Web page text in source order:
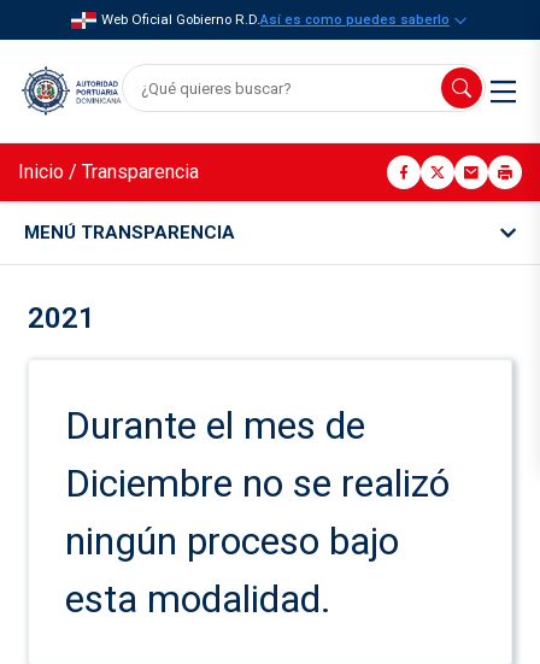
Web Oficial Gobierno R.D.Así es como puedes saberlo
Inicio / Transparencia
MENÚ TRANSPARENCIA
2021
Durante el mes de
Diciembre no se realizó
ningún proceso bajo
esta modalidad.